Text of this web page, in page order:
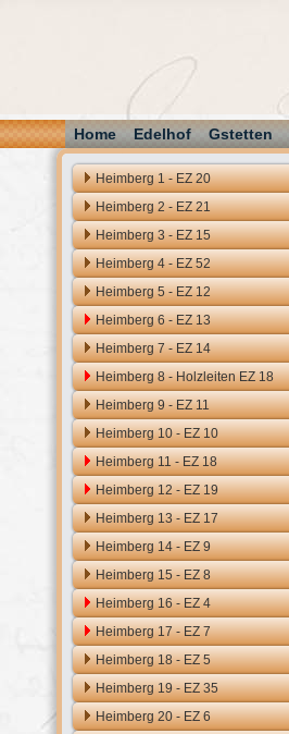
Home Edelhof Gstetten
Heimberg 1 - EZ 20
Heimberg 2 - EZ 21
Heimberg 3 - EZ 15
Heimberg 4 - EZ 52
Heimberg 5 - EZ 12
Heimberg 6 - EZ 13
Heimberg 7 - EZ 14
Heimberg 8 - Holzleiten EZ 18
Heimberg 9 - EZ 11
Heimberg 10 - EZ 10
Heimberg 11 - EZ 18
Heimberg 12 - EZ 19
Heimberg 13 - EZ 17
Heimberg 14 - EZ 9
Heimberg 15 - EZ 8
Heimberg 16 - EZ 4
Heimberg 17 - EZ 7
Heimberg 18 - EZ 5
Heimberg 19 - EZ 35
Heimberg 20 - EZ 6